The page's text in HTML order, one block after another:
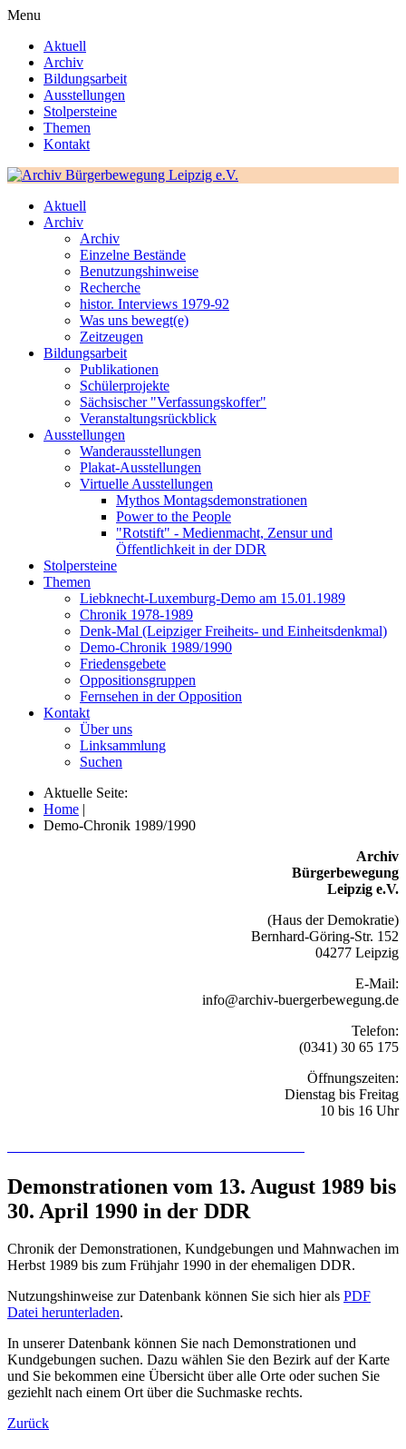
Menu
Aktuell
Archiv
Bildungsarbeit
Ausstellungen
Stolpersteine
Themen
Kontakt
Aktuell
Archiv
Archiv
Einzelne Bestände
Benutzungshinweise
Recherche
histor. Interviews 1979-92
Was uns bewegt(e)
Zeitzeugen
Bildungsarbeit
Publikationen
Schülerprojekte
Sächsischer "Verfassungskoffer"
Veranstaltungsrückblick
Ausstellungen
Wanderausstellungen
Plakat-Ausstellungen
Virtuelle Ausstellungen
Mythos Montagsdemonstrationen
Power to the People
"Rotstift" - Medienmacht, Zensur und
Öffentlichkeit in der DDR
Stolpersteine
Themen
Liebknecht-Luxemburg-Demo am 15.01.1989
Chronik 1978-1989
Denk-Mal (Leipziger Freiheits- und Einheitsdenkmal)
Demo-Chronik 1989/1990
Friedensgebete
Oppositionsgruppen
Fernsehen in der Opposition
Kontakt
Über uns
Linksammlung
Suchen
Aktuelle Seite:
Home |
Demo-Chronik 1989/1990
Archiv
Bürgerbewegung
Leipzig e.V.
(Haus der Demokratie)
Bernhard-Göring-Str. 152
04277 Leipzig
E-Mail:
info@archiv-buergerbewegung.de
Telefon:
(0341) 30 65 175
Öffnungszeiten:
Dienstag bis Freitag
10 bis 16 Uhr
Demonstrationen vom 13. August 1989 bis
30. April 1990 in der DDR
Chronik der Demonstrationen, Kundgebungen und Mahnwachen im
Herbst 1989 bis zum Frühjahr 1990 in der ehemaligen DDR.
Nutzungshinweise zur Datenbank können Sie sich hier als PDF
Datei herunterladen.
In unserer Datenbank können Sie nach Demonstrationen und
Kundgebungen suchen. Dazu wählen Sie den Bezirk auf der Karte
und Sie bekommen eine Übersicht über alle Orte oder suchen Sie
geziehlt nach einem Ort über die Suchmaske rechts.
Zurück